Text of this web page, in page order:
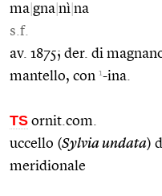
ma gna nì na
s.f.
av. 1875; der. di
mantello, con 1-ina.
TS ornit.com.
uccello (Sylvia undata)
meridionale